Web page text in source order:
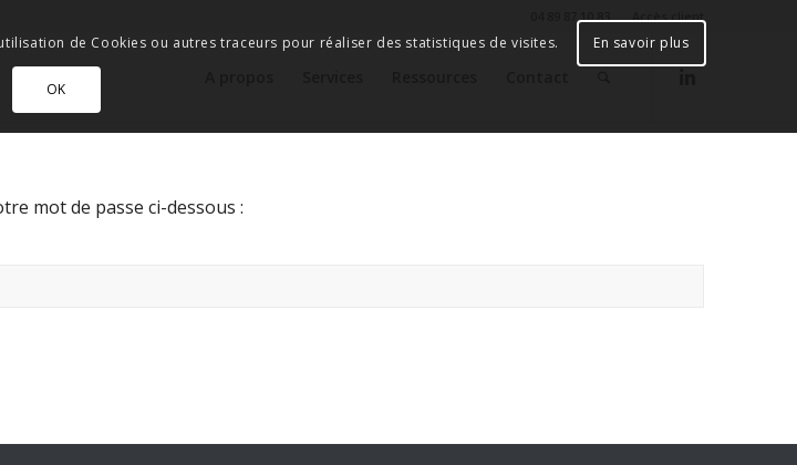
Accès client
04 89 87 10 83
mot de passe ci-dessous :
de Cookies ou autres traceurs pour réaliser des statistiques de visites. En savoir plus
OK